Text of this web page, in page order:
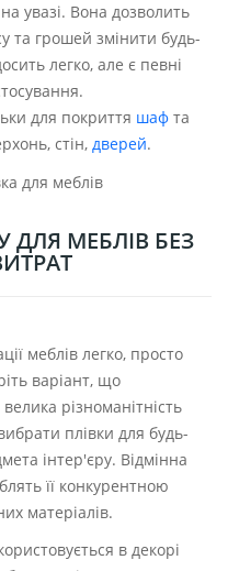
увазі. Вона дозволить
та грошей змінити будь-
легко, але є певні
для покриття шаф та
стін, дверей.
ДЛЯ МЕБЛІВ БЕЗ
меблів легко, просто
варіант, що
різноманітність
плівки для будь-
інтер'єру. Відмінна
її конкурентною
матеріалів.
в декорі